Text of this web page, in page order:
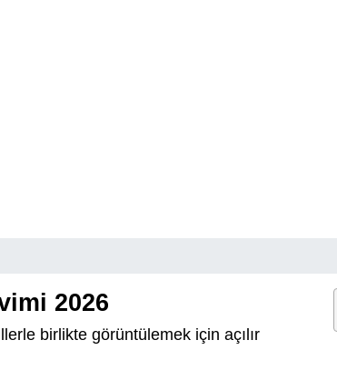
2026
birlikte görüntülemek için açılır